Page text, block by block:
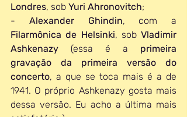
Londres, sob Yuri Ahronovitch;
- Alexander Ghindin
Filarmônica de Helsinki, sob Vladimir
Ashkenazy (essa é a primeira
gravação da primeira versão do
concerto, a que se toca mais é a de
1941. O próprio Ashkenazy gosta mais
dessa versão. Eu acho a última mais